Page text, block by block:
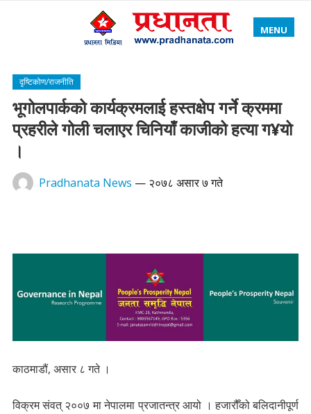
MENU
दृष्टिकोण/राजनीति
भूगोलपार्कको कार्यक्रमलाई हस्तक्षेप गर्ने क्रममा
प्रहरीले गोली चलाएर चिनियाँ काजीको हत्या ग¥यो
।
Pradhanata News — २०७८ असार ७ गते
काठमाडौं, असार ८ गते ।
विक्रम संवत् २००७ मा नेपालमा प्रजातन्त्र आयो । हजारौँको बलिदानीपूर्ण